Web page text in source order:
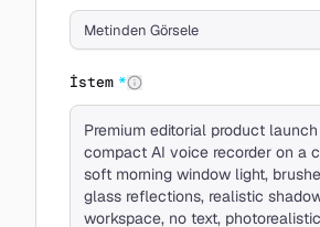
Metinden Görsele
İstem *